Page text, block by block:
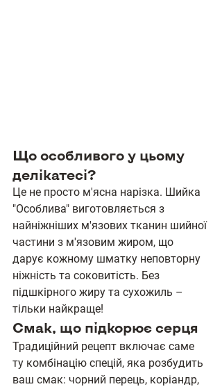
Що особливого у цьому
делікатесі?
Це не просто м'ясна нарізка. Шийка
"Особлива" виготовляється з
найніжніших м'язових тканин шийної
частини з м'язовим жиром, що
дарує кожному шматку неповторну
ніжність та соковитість. Без
підшкірного жиру та сухожиль –
тільки найкраще!
Смак, що підкорює серця
Традиційний рецепт включає саме
ту комбінацію спецій, яка розбудить
ваш смак: чорний перець, коріандр,